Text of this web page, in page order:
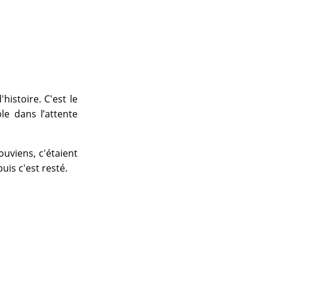
C'est le
dans l’attente
c'étaient
c'est resté.